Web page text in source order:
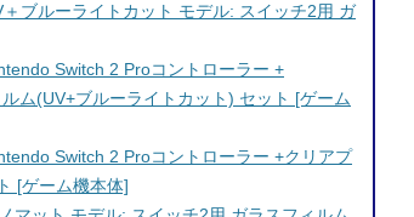
ブルーライトカット モデル: スイッチ2用 ガ
Switch 2 Proコントローラー +
ム(UV+ブルーライトカット) セット [ゲーム
Switch 2 Proコントローラー +クリアプ
[ゲーム機本体]